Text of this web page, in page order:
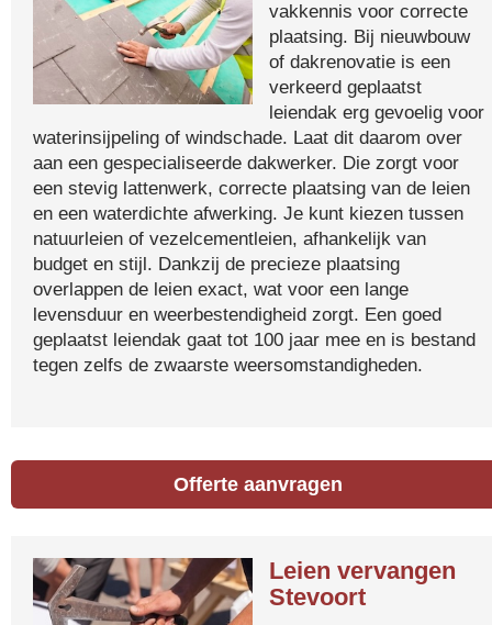
vakkennis voor correcte
plaatsing. Bij nieuwbouw
of dakrenovatie is een
verkeerd geplaatst
leiendak erg gevoelig voor
waterinsijpeling of windschade. Laat dit daarom over
aan een gespecialiseerde dakwerker. Die zorgt voor
een stevig lattenwerk, correcte plaatsing van de leien
en een waterdichte afwerking. Je kunt kiezen tussen
natuurleien of vezelcementleien, afhankelijk van
budget en stijl. Dankzij de precieze plaatsing
overlappen de leien exact, wat voor een lange
levensduur en weerbestendigheid zorgt. Een goed
geplaatst leiendak gaat tot 100 jaar mee en is bestand
tegen zelfs de zwaarste weersomstandigheden.
Offerte aanvragen
Leien vervangen
Stevoort